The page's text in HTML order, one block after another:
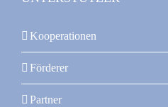
Kooperationen
Förderer
Partner